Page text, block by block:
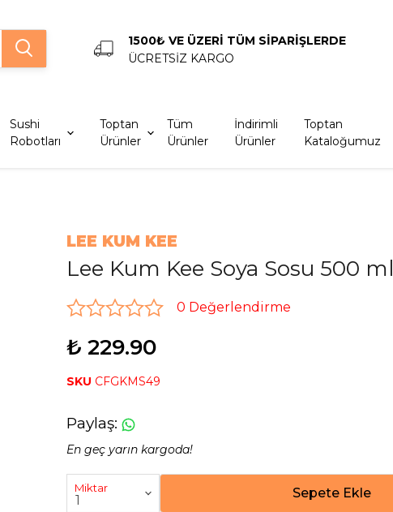
1500₺ VE ÜZERİ TÜM SİPARİŞLERDE
ÜCRETSİZ KARGO
Sushi
Robotları
Toptan
Ürünler
Tüm
Ürünler
İndirimli
Ürünler
Toptan
Kataloğumuz
LEE KUM KEE
Lee Kum Kee Soya Sosu 500 ml
0 Değerlendirme
₺ 229.90
SKU CFGKMS49
Paylaş:
En geç yarın kargoda!
Miktar Sepete Ekle